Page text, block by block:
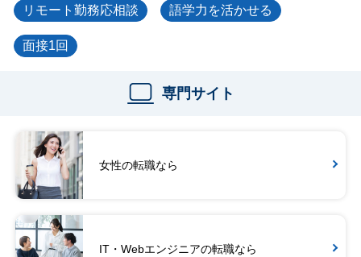
リモート勤務応相談 語学力を活かせる
面接1回
専門サイト
女性の転職なら
IT・Webエンジニアの転職なら